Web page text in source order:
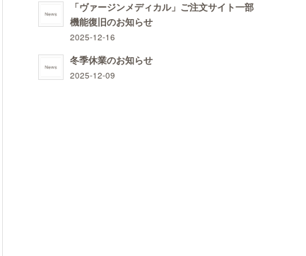
「ヴァージンメディカル」ご注文サイト一部
機能復旧のお知らせ
2025-12-16
冬季休業のお知らせ
2025-12-09